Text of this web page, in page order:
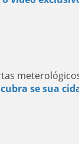
se sua